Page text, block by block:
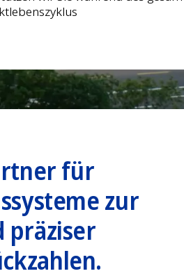
für
zur
präziser